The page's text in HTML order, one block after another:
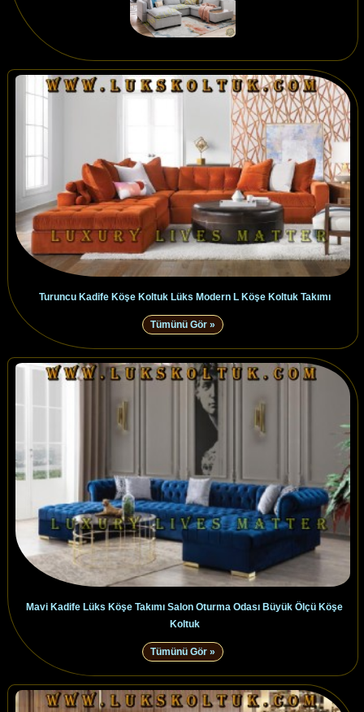
Turuncu Kadife Köşe Koltuk Lüks Modern L Köşe Koltuk Takımı
Tümünü Gör »
Mavi Kadife Lüks Köşe Takımı Salon Oturma Odası Büyük Ölçü Köşe
Koltuk
Tümünü Gör »